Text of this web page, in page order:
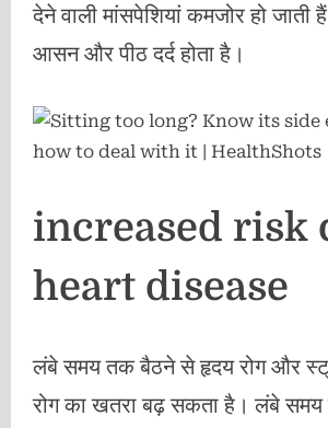
देने वाली मांसपेशियां कमजोर हो
आसन और पीठ दर्द होता है।
increased risk
heart disease
लंबे समय तक बैठने से हृदय रोग और
रोग का खतरा बढ़ सकता है। लंबे